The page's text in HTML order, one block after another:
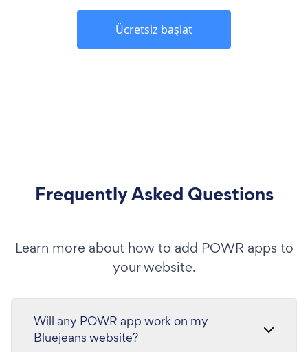
Ücretsiz başlat
Frequently Asked Questions
Learn more about how to add POWR apps to
your website.
Will any POWR app work on my
Bluejeans website?